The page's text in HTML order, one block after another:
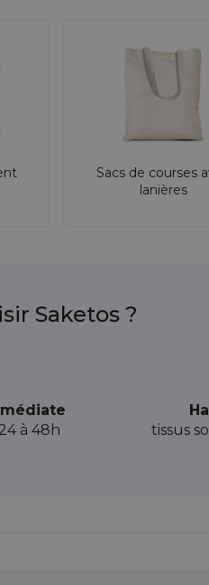
Sacs de courses
lanières
Saketos ?
à 48h
tissus